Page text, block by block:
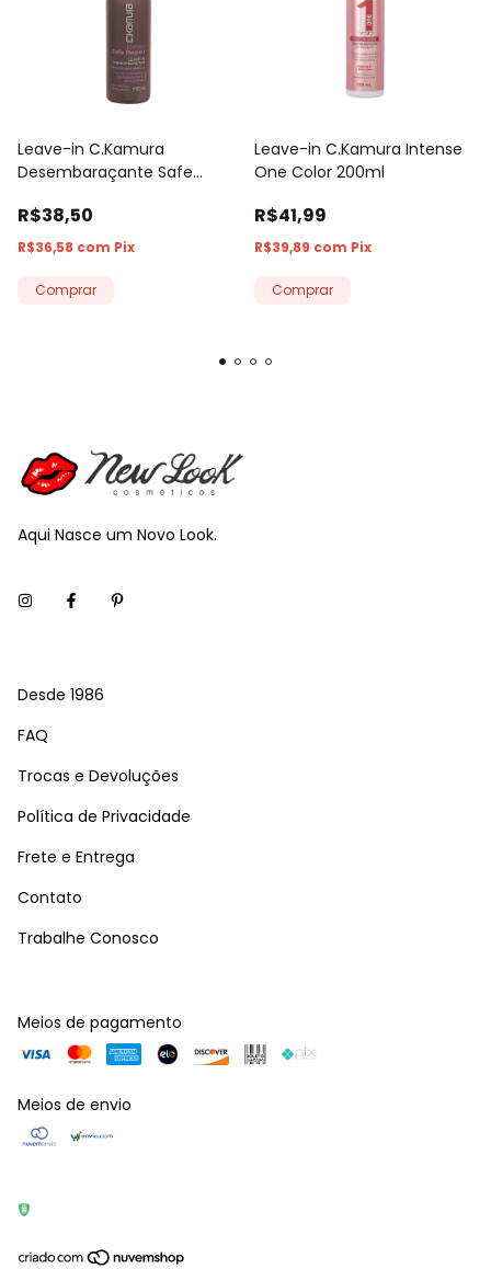
Leave-in C.Kamura
Desembaraçante Safe
R$38,50
R$36,58 com Pix
Leave-in C.Kamura Intense
One Color 200ml
R$41,99
R$39,89 com Pix
Aqui Nasce um Novo Look.
Desde 1986
FAQ
Trocas e Devoluções
Política de Privacidade
Frete e Entrega
Contato
Trabalhe Conosco
Meios de pagamento
Meios de envio